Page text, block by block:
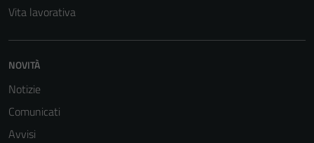
Vita lavorativa
NOVITÀ
Notizie
Comunicati
Avvisi